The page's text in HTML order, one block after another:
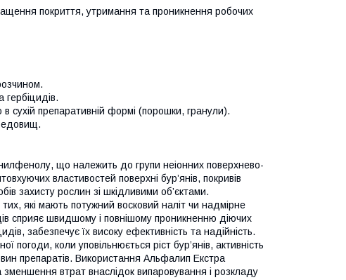
покриття, утримання та проникнення робочих
гербіцидів.
сухій препаративній формі (порошки, гранули).
що належить до групи неіонних поверхнево-
властивостей поверхні бур’янів, покривів
захисту рослин зі шкідливими об’єктами.
які мають потужний восковий наліт чи надмірне
сприяє швидшому і повнішому проникненню діючих
забезпечує їх високу ефективність та надійність.
коли уповільнюється ріст бур’янів, активність
препаратів. Використання Альфалип Екстра
втрат внаслідок випаровування і розкладу